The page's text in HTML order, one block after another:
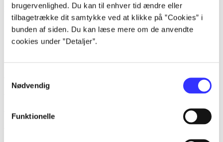
brugervenlighed. Du kan til enhver tid ændre eller
tilbagetrække dit samtykke ved at klikke på ”Cookies” i
bunden af siden. Du kan læse mere om de anvendte
cookies under ”Detaljer”.
Nødvendig
Funktionelle
lorem ipsum dolor sit amet ...
lorem ipsum dolor sit amet ...